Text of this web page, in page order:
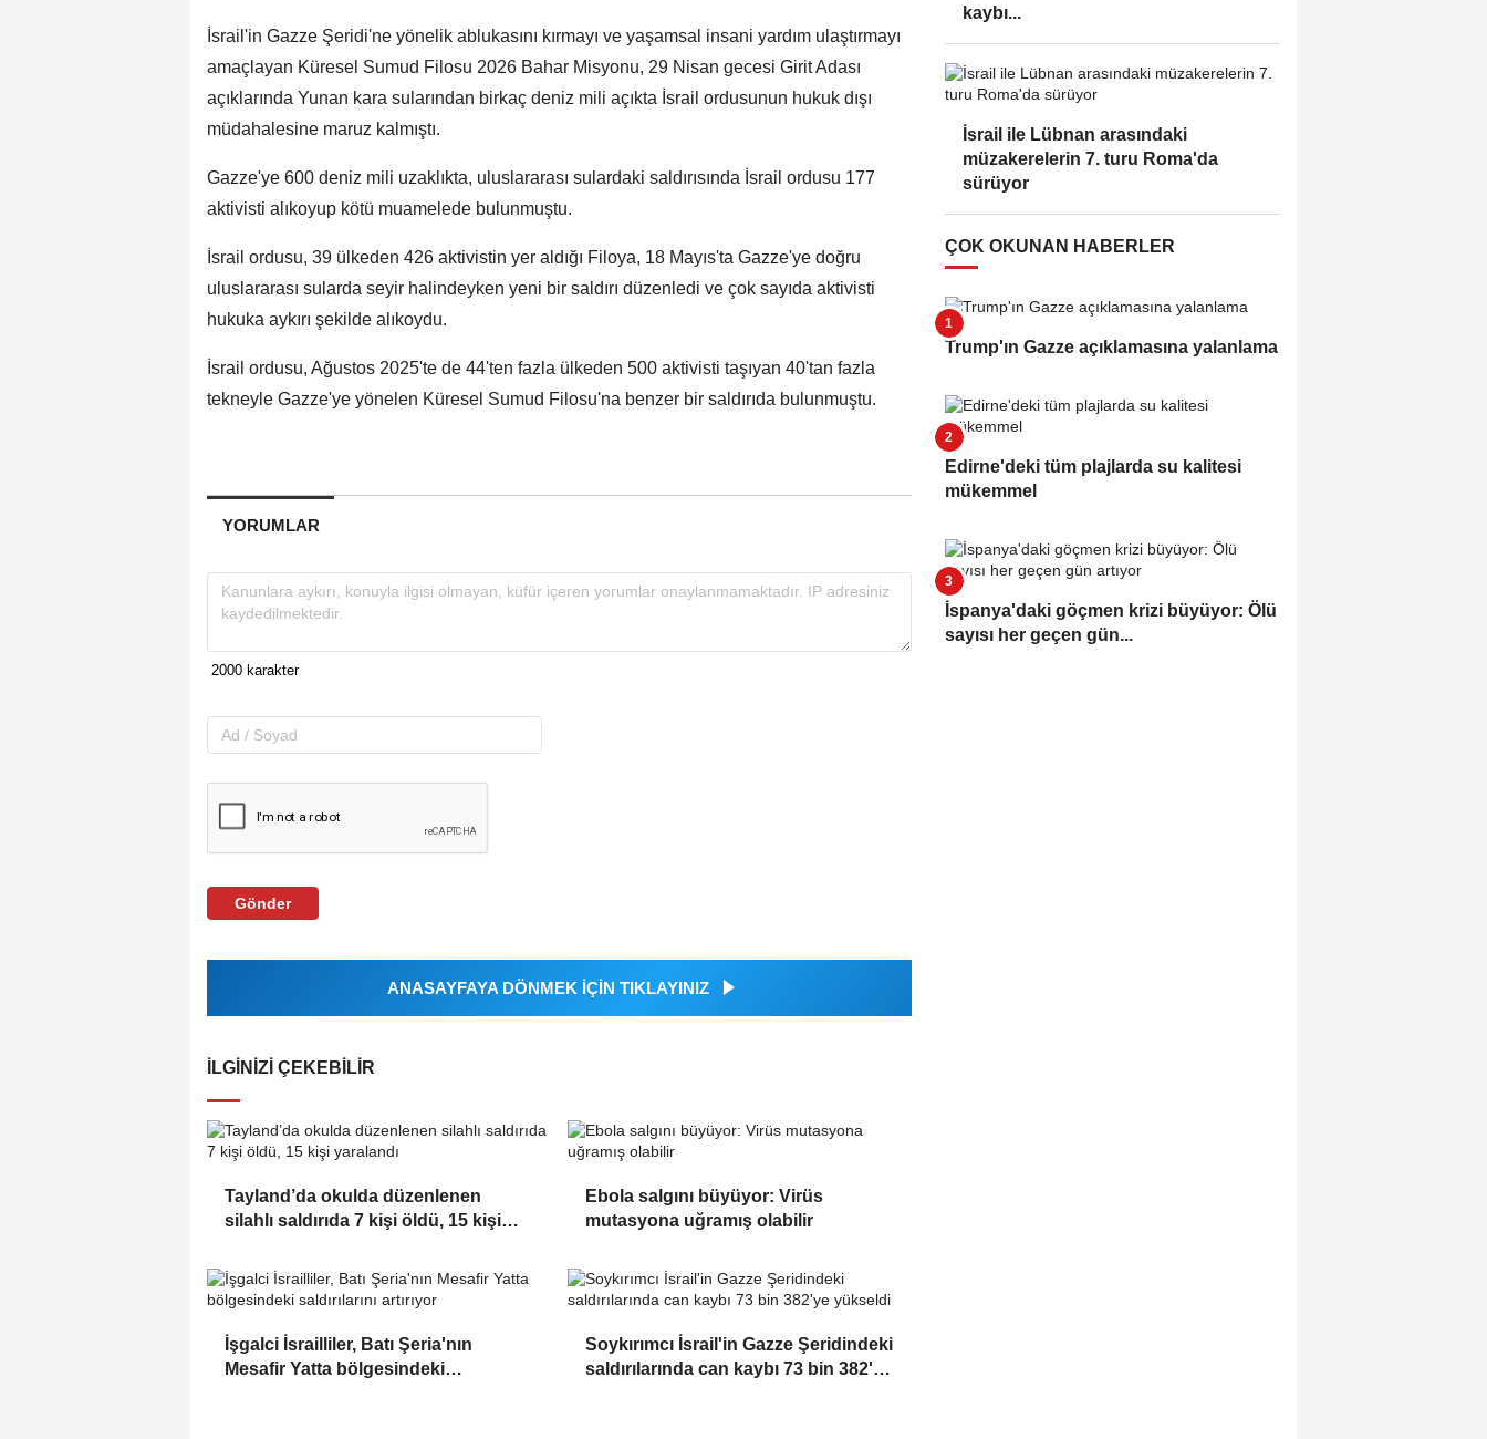
İsrail'in Gazze Şeridi'ne yönelik ablukasını kırmayı ve yaşamsal insani yardım ulaştırmayı
amaçlayan Küresel Sumud Filosu 2026 Bahar Misyonu, 29 Nisan gecesi Girit Adası
açıklarında Yunan kara sularından birkaç deniz mili açıkta İsrail ordusunun hukuk dışı
müdahalesine maruz kalmıştı.
Gazze'ye 600 deniz mili uzaklıkta, uluslararası sulardaki saldırısında İsrail ordusu 177
aktivisti alıkoyup kötü muamelede bulunmuştu.
İsrail ordusu, 39 ülkeden 426 aktivistin yer aldığı Filoya, 18 Mayıs'ta Gazze'ye doğru
uluslararası sularda seyir halindeyken yeni bir saldırı düzenledi ve çok sayıda aktivisti
hukuka aykırı şekilde alıkoydu.
İsrail ordusu, Ağustos 2025'te de 44'ten fazla ülkeden 500 aktivisti taşıyan 40'tan fazla
tekneyle Gazze'ye yönelen Küresel Sumud Filosu'na benzer bir saldırıda bulunmuştu.
YORUMLAR
Gönder
ANASAYFAYA DÖNMEK İÇİN TIKLAYINIZ
İLGINIZI ÇEKEBILIR
Tayland’da okulda düzenlenen
silahlı saldırıda 7 kişi öldü, 15 kişi
Ebola salgını büyüyor: Virüs
mutasyona uğramış olabilir
İşgalci İsrailliler, Batı Şeria'nın
Mesafir Yatta bölgesindeki
Soykırımcı İsrail'in Gazze Şeridindeki
saldırılarında can kaybı 73 bin 382'ye
kaybı...
İsrail ile Lübnan arasındaki
müzakerelerin 7. turu Roma'da
sürüyor
ÇOK OKUNAN HABERLER
Trump'ın Gazze açıklamasına yalanlama
Edirne'deki tüm plajlarda su kalitesi
mükemmel
İspanya'daki göçmen krizi büyüyor: Ölü
sayısı her geçen gün...